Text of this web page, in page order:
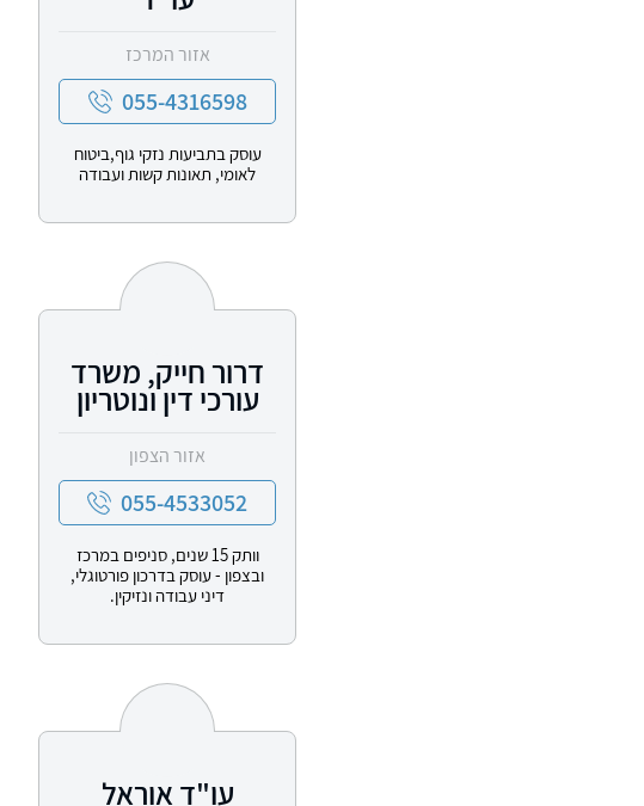
אזור המרכז
055-4316598
עוסק בתביעות נזקי גוף,ביטוח
לאומי, תאונות קשות ועבודה
דרור חייק, משרד
עורכי דין ונוטריון
אזור הצפון
055-4533052
וותק 15 שנים, סניפים במרכז
ובצפון - עוסק בדרכון פורטוגלי,
דיני עבודה ונזיקין.
עו"ד אוראל